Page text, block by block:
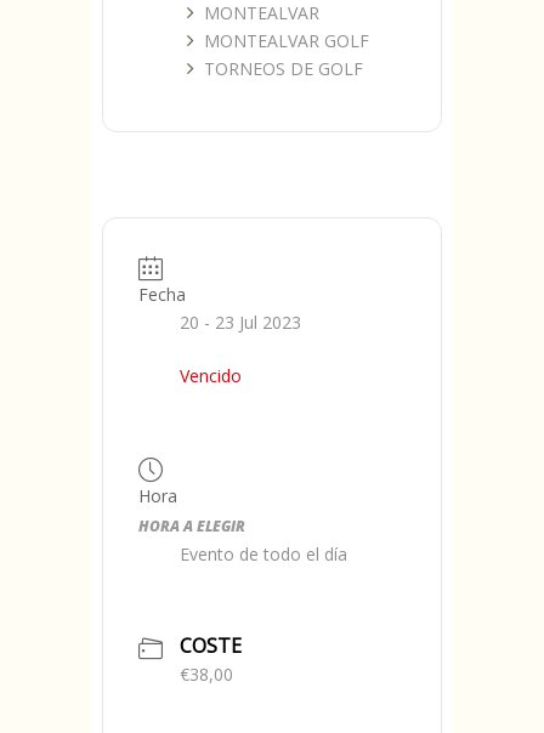
MONTEALVAR
MONTEALVAR GOLF
TORNEOS DE GOLF
Fecha
20 - 23 Jul 2023
Vencido
Hora
HORA A ELEGIR
Evento de todo el día
COSTE
€38,00